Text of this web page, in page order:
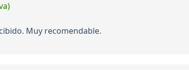
Muy recomendable.